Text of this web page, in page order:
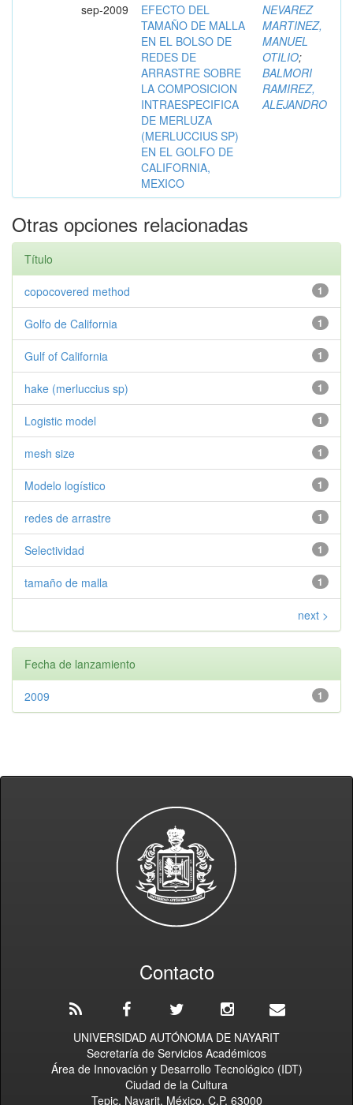
sep-2009
EFECTO DEL
TAMAÑO DE MALLA
EN EL BOLSO DE
REDES DE
ARRASTRE SOBRE
LA COMPOSICION
INTRAESPECIFICA
DE MERLUZA
(MERLUCCIUS SP)
EN EL GOLFO DE
CALIFORNIA,
MEXICO
NEVAREZ
MARTINEZ,
MANUEL
OTILIO;
BALMORI
RAMIREZ,
ALEJANDRO
Otras opciones relacionadas
Título
1
copocovered method
1
Golfo de California
1
Gulf of California
1
hake (merluccius sp)
1
Logistic model
1
mesh size
1
Modelo logístico
1
redes de arrastre
1
Selectividad
1
tamaño de malla
next >
Fecha de lanzamiento
1
2009
Contacto
UNIVERSIDAD AUTÓNOMA DE NAYARIT
Secretaría de Servicios Académicos
Área de Innovación y Desarrollo Tecnológico (IDT)
Ciudad de la Cultura
Tepic, Nayarit, México. C.P. 63000